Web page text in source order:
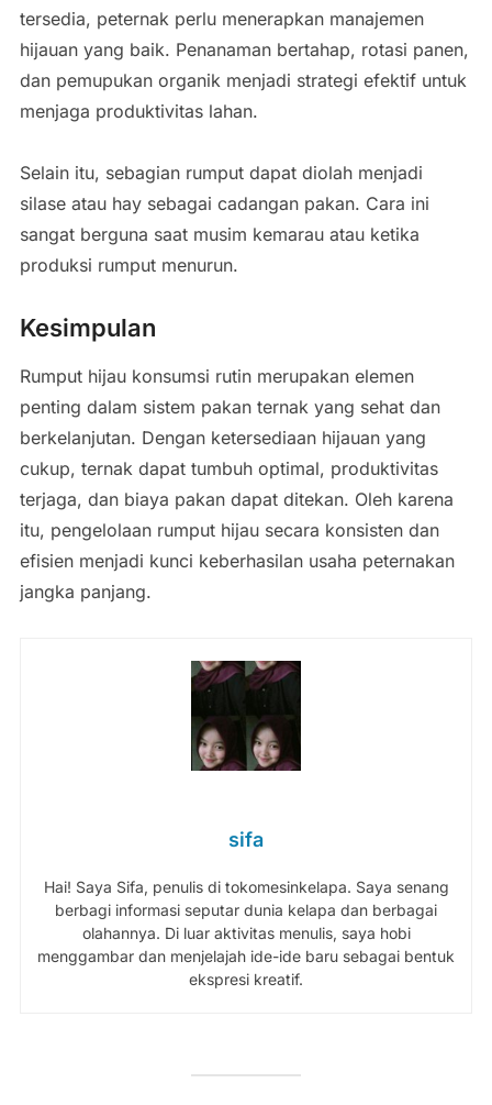
tersedia, peternak perlu menerapkan manajemen
hijauan yang baik. Penanaman bertahap, rotasi panen,
dan pemupukan organik menjadi strategi efektif untuk
menjaga produktivitas lahan.
Selain itu, sebagian rumput dapat diolah menjadi
silase atau hay sebagai cadangan pakan. Cara ini
sangat berguna saat musim kemarau atau ketika
produksi rumput menurun.
Kesimpulan
Rumput hijau konsumsi rutin merupakan elemen
penting dalam sistem pakan ternak yang sehat dan
berkelanjutan. Dengan ketersediaan hijauan yang
cukup, ternak dapat tumbuh optimal, produktivitas
terjaga, dan biaya pakan dapat ditekan. Oleh karena
itu, pengelolaan rumput hijau secara konsisten dan
efisien menjadi kunci keberhasilan usaha peternakan
jangka panjang.
sifa
Hai! Saya Sifa, penulis di tokomesinkelapa. Saya senang
berbagi informasi seputar dunia kelapa dan berbagai
olahannya. Di luar aktivitas menulis, saya hobi
menggambar dan menjelajah ide-ide baru sebagai bentuk
ekspresi kreatif.